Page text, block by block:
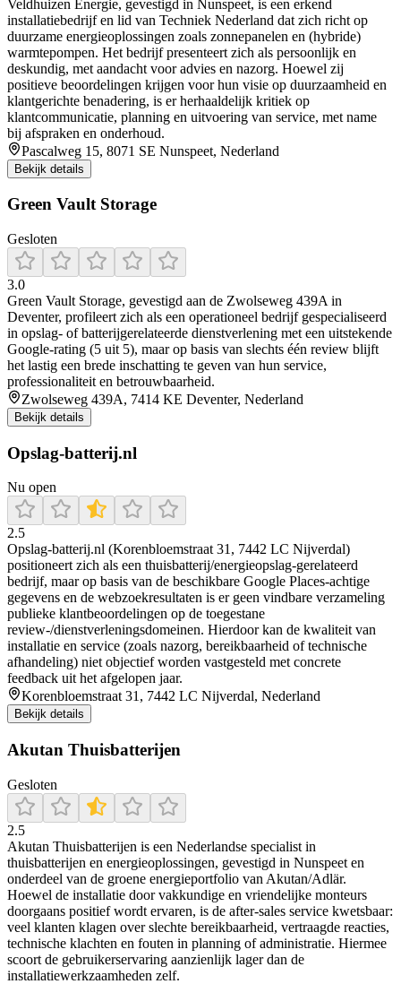
Veldhuizen Energie, gevestigd in Nunspeet, is een erkend
installatiebedrijf en lid van Techniek Nederland dat zich richt op
duurzame energieoplossingen zoals zonnepanelen en (hybride)
warmtepompen. Het bedrijf presenteert zich als persoonlijk en
deskundig, met aandacht voor advies en nazorg. Hoewel zij
positieve beoordelingen krijgen voor hun visie op duurzaamheid en
klantgerichte benadering, is er herhaaldelijk kritiek op
klantcommunicatie, planning en uitvoering van service, met name
bij afspraken en onderhoud.
Pascalweg 15, 8071 SE Nunspeet, Nederland
Bekijk details
Green Vault Storage
Gesloten
3.0
Green Vault Storage, gevestigd aan de Zwolseweg 439A in
Deventer, profileert zich als een operationeel bedrijf gespecialiseerd
in opslag- of batterijgerelateerde dienstverlening met een uitstekende
Google-rating (5 uit 5), maar op basis van slechts één review blijft
het lastig een brede inschatting te geven van hun service,
professionaliteit en betrouwbaarheid.
Zwolseweg 439A, 7414 KE Deventer, Nederland
Bekijk details
Opslag-batterij.nl
Nu open
2.5
Opslag-batterij.nl (Korenbloemstraat 31, 7442 LC Nijverdal)
positioneert zich als een thuisbatterij/energieopslag-gerelateerd
bedrijf, maar op basis van de beschikbare Google Places-achtige
gegevens en de webzoekresultaten is er geen vindbare verzameling
publieke klantbeoordelingen op de toegestane
review-/dienstverleningsdomeinen. Hierdoor kan de kwaliteit van
installatie en service (zoals nazorg, bereikbaarheid of technische
afhandeling) niet objectief worden vastgesteld met concrete
feedback uit het afgelopen jaar.
Korenbloemstraat 31, 7442 LC Nijverdal, Nederland
Bekijk details
Akutan Thuisbatterijen
Gesloten
2.5
Akutan Thuisbatterijen is een Nederlandse specialist in
thuisbatterijen en energieoplossingen, gevestigd in Nunspeet en
onderdeel van de groene energieportfolio van Akutan/Adlär.
Hoewel de installatie door vakkundige en vriendelijke monteurs
doorgaans positief wordt ervaren, is de after-sales service kwetsbaar:
veel klanten klagen over slechte bereikbaarheid, vertraagde reacties,
technische klachten en fouten in planning of administratie. Hiermee
scoort de gebruikerservaring aanzienlijk lager dan de
installatiewerkzaamheden zelf.